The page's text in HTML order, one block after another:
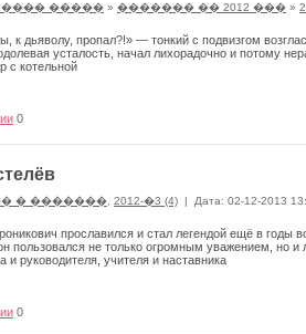
����� » ������� �� 2012 ��� »
к дьяволу, пропал?!» — тонкий с подвизгом
усталость, начал лихорадочно и потому
с котельной
0
� ������� 2012-�3 (4) | Дата: 02-12-2013
прославился и стал легендой ещё в годы
пользовался не только огромным уважением, но
и руководителя, учителя и наставника
0